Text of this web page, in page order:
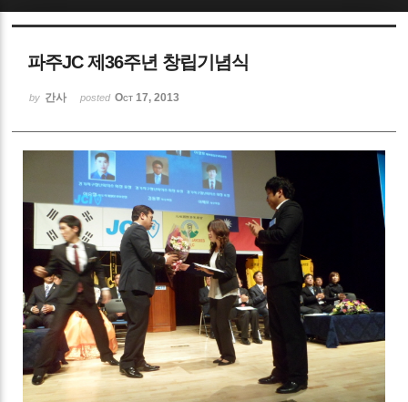
파주JC 제36주년 창립기념식
by 간사 posted Oct 17, 2013
Sketchbook5, 스케치북5
Sketchbook5, 스케치북5